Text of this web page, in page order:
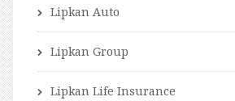
Lipkan Auto
Lipkan Group
Lipkan Life Insurance